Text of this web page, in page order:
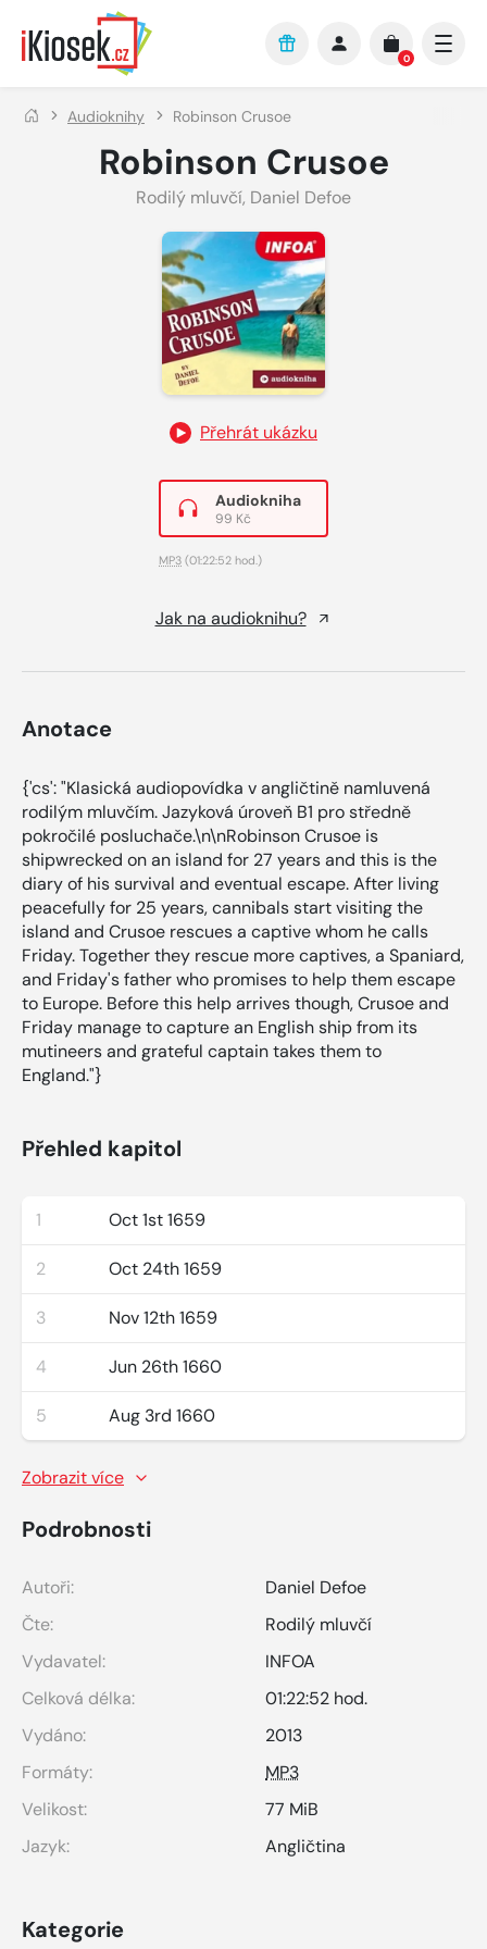
Přejít na hlavní obsah
0
Audioknihy Robinson Crusoe
Robinson Crusoe
Rodilý mluvčí, Daniel Defoe
Přehrát ukázku
Audiokniha
99 Kč
MP3 (01:22:52 hod.)
Jak na audioknihu?
Anotace
{'cs': "Klasická audiopovídka v angličtině namluvená
rodilým mluvčím. Jazyková úroveň B1 pro středně
pokročilé posluchače.\n\nRobinson Crusoe is
shipwrecked on an island for 27 years and this is the
diary of his survival and eventual escape. After living
peacefully for 25 years, cannibals start visiting the
island and Crusoe rescues a captive whom he calls
Friday. Together they rescue more captives, a Spaniard,
and Friday's father who promises to help them escape
to Europe. Before this help arrives though, Crusoe and
Friday manage to capture an English ship from its
mutineers and grateful captain takes them to
England."}
Přehled kapitol
1 Oct 1st 1659
2 Oct 24th 1659
3 Nov 12th 1659
4 Jun 26th 1660
5 Aug 3rd 1660
Zobrazit více
Podrobnosti
Autoři:
Daniel Defoe
Čte:
Rodilý mluvčí
Vydavatel:
INFOA
Celková délka:
01:22:52 hod.
Vydáno:
2013
Formáty:
MP3
Velikost:
77 MiB
Jazyk:
Angličtina
Kategorie